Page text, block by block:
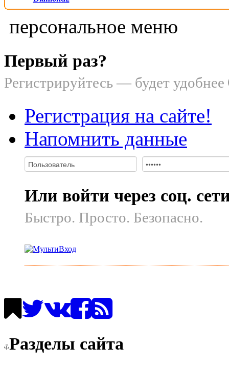
персональное меню
Первый раз?
Регистрируйтесь — будет удобнее
Регистрация на сайте!
Напомнить данные
Или войти через соц.
Быстро. Просто. Безопасно.
Разделы сайта